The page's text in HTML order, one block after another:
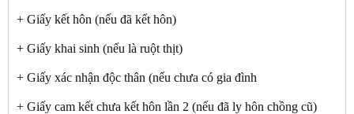
+ Giấy kết hôn (nếu đã kết hôn)
+ Giấy khai sinh (nếu là ruột thịt)
+ Giấy xác nhận độc thân (nếu chưa có gia đình
+ Giấy cam kết chưa kết hôn lần 2 (nếu đã ly hôn chồng cũ)